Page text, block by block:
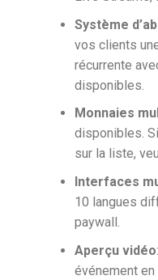
Système
vos clients
récurrente
disponibles.
Monnaies
disponibles.
sur la liste,
Interfaces
10 langues
paywall.
Aperçu vidéo
événement